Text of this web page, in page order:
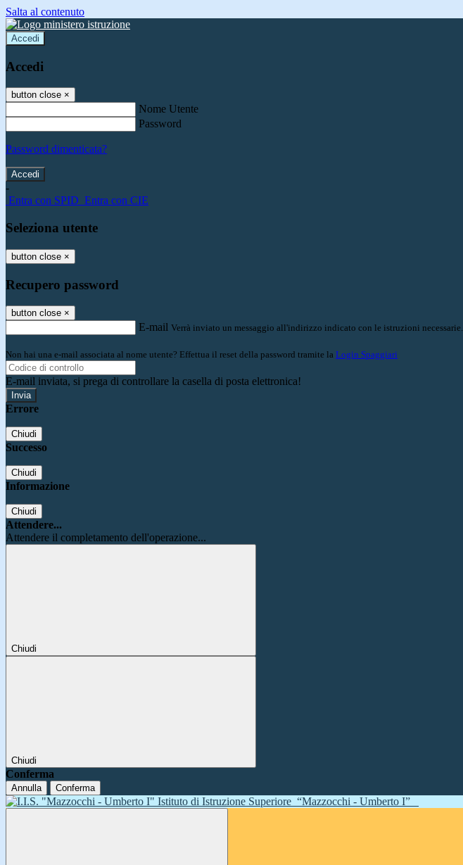
Salta al contenuto
Accedi
Accedi
button close ×
Nome Utente
Password
Password dimenticata?
-
Entra con SPID Entra con CIE
Seleziona utente
button close ×
Recupero password
button close ×
E-mail Verrà inviato un messaggio all'indirizzo indicato con le istruzioni necessarie.
Non hai una e-mail associata al nome utente? Effettua il reset della password tramite la Login Spaggiari
E-mail inviata, si prega di controllare la casella di posta elettronica!
Errore
Chiudi
Successo
Chiudi
Informazione
Chiudi
Attendere...
Attendere il completamento dell'operazione...
Chiudi
Chiudi
Conferma
Annulla Conferma
Istituto di Istruzione Superiore “Mazzocchi - Umberto I”